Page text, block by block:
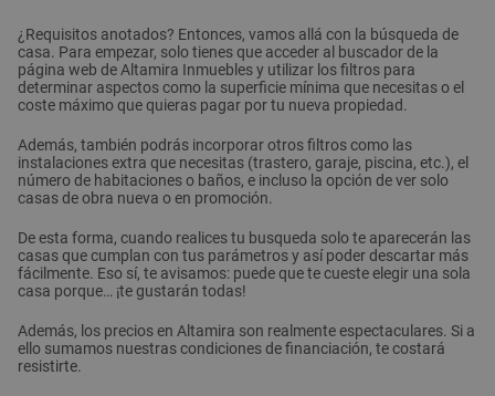
¿Requisitos anotados? Entonces, vamos allá con la búsqueda de
casa. Para empezar, solo tienes que acceder al buscador de la
página web de Altamira Inmuebles y utilizar los filtros para
determinar aspectos como la superficie mínima que necesitas o el
coste máximo que quieras pagar por tu nueva propiedad.
Además, también podrás incorporar otros filtros como las
instalaciones extra que necesitas (trastero, garaje, piscina, etc.), el
número de habitaciones o baños, e incluso la opción de ver solo
casas de obra nueva o en promoción.
De esta forma, cuando realices tu busqueda solo te aparecerán las
casas que cumplan con tus parámetros y así poder descartar más
fácilmente. Eso sí, te avisamos: puede que te cueste elegir una sola
casa porque… ¡te gustarán todas!
Además, los precios en Altamira son realmente espectaculares. Si a
ello sumamos nuestras condiciones de financiación, te costará
resistirte.